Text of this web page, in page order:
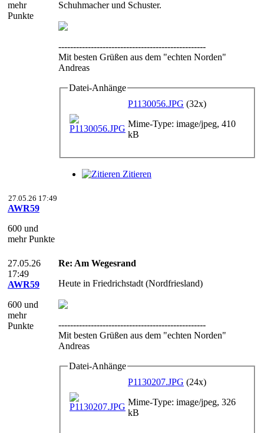
mehr
Punkte
Schuhmacher und Schuster.
--------------------------------------------------
Mit besten Grüßen aus dem "echten Norden"
Andreas
Datei-Anhänge
P1130056.JPG (32x)
Mime-Type: image/jpeg, 410
kB
Zitieren
27.05.26 17:49
AWR59
600 und
mehr Punkte
27.05.26
17:49
AWR59
600 und
mehr
Punkte
Re: Am Wegesrand
Heute in Friedrichstadt (Nordfriesland)
--------------------------------------------------
Mit besten Grüßen aus dem "echten Norden"
Andreas
Datei-Anhänge
P1130207.JPG (24x)
Mime-Type: image/jpeg, 326
kB